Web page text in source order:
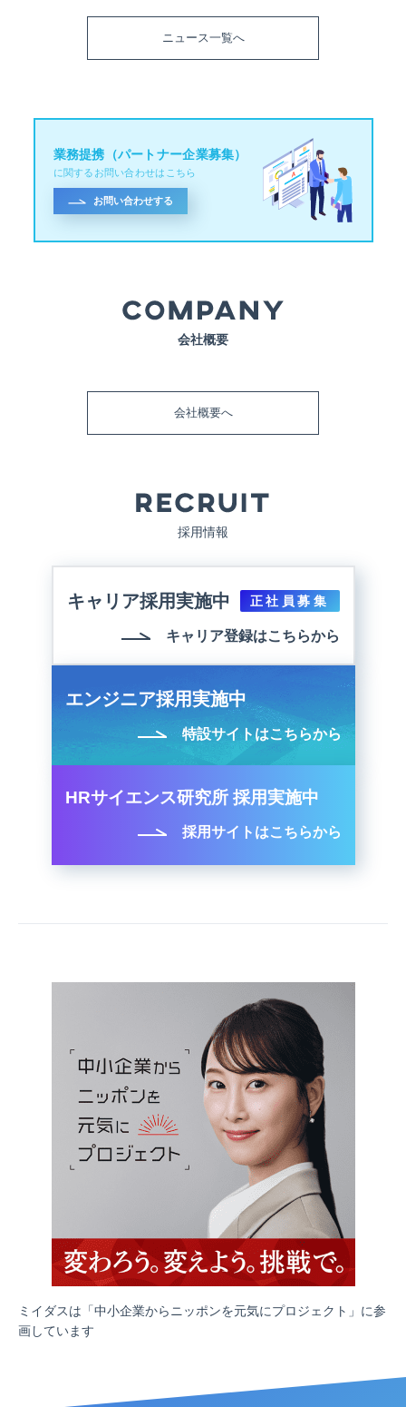
ニュース一覧へ
業務提携（パートナー企業募集）
に関するお問い合わせはこちら
お問い合わせする
会社概要
会社概要へ
採用情報
キャリア採用実施中 正社員募集
キャリア登録はこちらから
エンジニア採用実施中
特設サイトはこちらから
HRサイエンス研究所 採用実施中
採用サイトはこちらから
ミイダスは「中小企業からニッポンを元気にプロジェクト」に参
画しています